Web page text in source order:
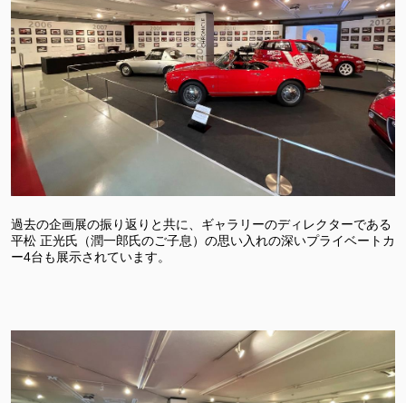
過去の企画展の振り返りと共に、ギャラリーのディレクターである
平松 正光氏（潤一郎氏のご子息）の思い入れの深いプライベートカ
ー4台も展示されています。